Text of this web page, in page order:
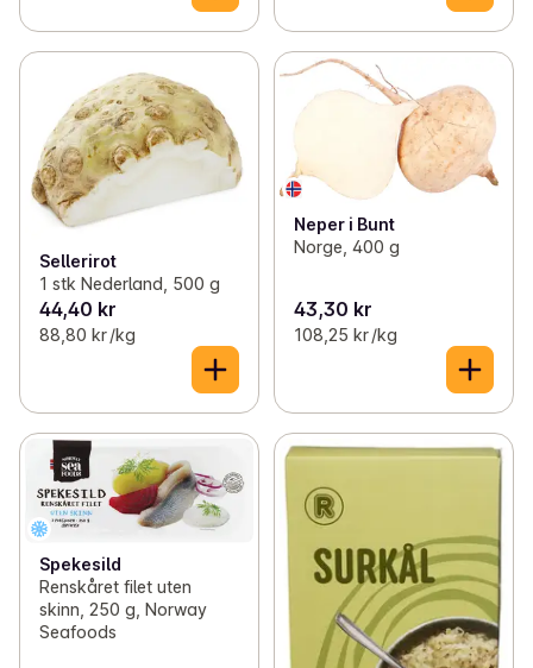
Sellerirot
1 stk Nederland, 500 g
44,40 kr
88,80 kr /kg
Neper i Bunt
Norge, 400 g
43,30 kr
108,25 kr /kg
Spekesild
Renskåret filet uten
skinn, 250 g, Norway
Seafoods